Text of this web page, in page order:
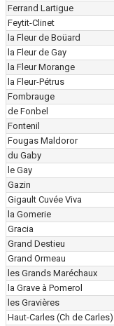
Ferrand Lartigue
Feytit-Clinet
la Fleur de Boüard
la Fleur de Gay
la Fleur Morange
la Fleur-Pétrus
Fombrauge
de Fonbel
Fontenil
Fougas Maldoror
du Gaby
le Gay
Gazin
Gigault Cuvée Viva
la Gomerie
Gracia
Grand Destieu
Grand Ormeau
les Grands Maréchaux
la Grave à Pomerol
les Gravières
Haut-Carles (Ch de Carles)